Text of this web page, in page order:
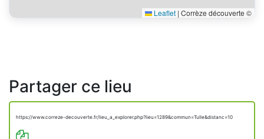
Leaflet | Corrèze découverte ©
Partager ce lieu
https://www.correze-decouverte.fr/lieu_a_explorer.php?lieu=1289&commun=Tulle&distanc=10